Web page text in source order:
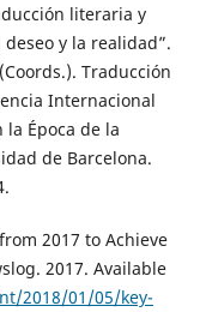
literaria y
y la realidad”.
Traducción
Internacional
Época de la
de Barcelona.
2017 to Achieve
2017. Available
2018/01/05/key-